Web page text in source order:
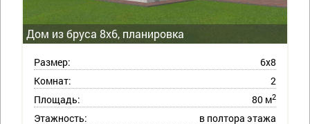
Дом из бруса 8х6, планировка
Размер:
6х8
Комнат:
2
Площадь:
80 м2
Этажность: в полтора этажа